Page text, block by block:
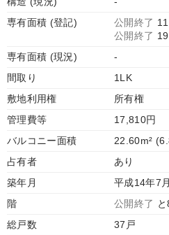
専有面積 (登記)
公開終了
公開終了
専有面積 (現況)
-
間取り
1LK
敷地利用権
所有権
管理費等
17,810円
バルコニー面積
22.60m²
占有者
あり
築年月
平成14年7
階
公開終了
総戸数
37戸